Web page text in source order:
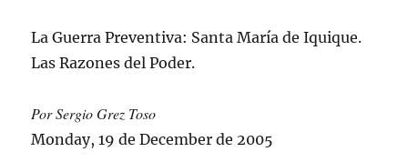
La Guerra Preventiva: Santa María de Iquique.
Las Razones del Poder.
Por Sergio Grez Toso
Monday, 19 de December de 2005